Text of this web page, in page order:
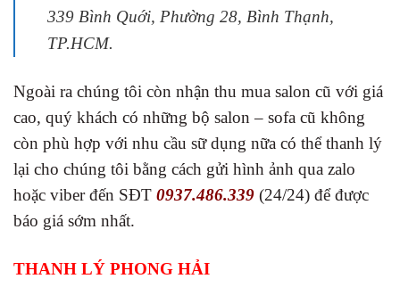
339 Bình Quới, Phường 28, Bình Thạnh,
TP.HCM.
Ngoài ra chúng tôi còn nhận thu mua salon cũ với giá
cao, quý khách có những bộ salon – sofa cũ không
còn phù hợp với nhu cầu sữ dụng nữa có thể thanh lý
lại cho chúng tôi bằng cách gửi hình ảnh qua zalo
hoặc viber đến SĐT 0937.486.339 (24/24) để được
báo giá sớm nhất.
THANH LÝ PHONG HẢI